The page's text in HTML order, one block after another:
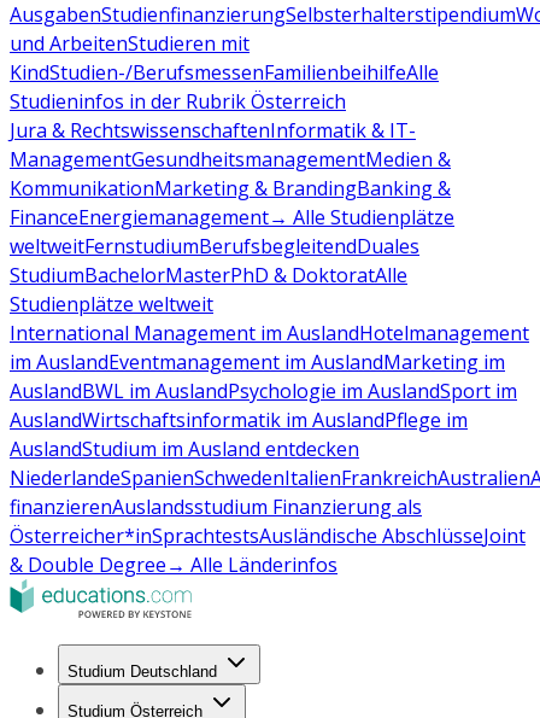
AusgabenStudienfinanzierungSelbsterhalterstipendium
und ArbeitenStudieren mit
KindStudien-/BerufsmessenFamilienbeihilfeAlle
Studieninfos in der Rubrik Österreich
Jura & RechtswissenschaftenInformatik & IT-
ManagementGesundheitsmanagementMedien &
KommunikationMarketing & BrandingBanking &
FinanceEnergiemanagement→ Alle Studienplätze
weltweitFernstudiumBerufsbegleitendDuales
StudiumBachelorMasterPhD & DoktoratAlle
Studienplätze weltweit
International Management im AuslandHotelmanagement
im AuslandEventmanagement im AuslandMarketing im
AuslandBWL im AuslandPsychologie im AuslandSport im
AuslandWirtschaftsinformatik im AuslandPflege im
AuslandStudium im Ausland entdecken
NiederlandeSpanienSchwedenItalienFrankreichAustralien
finanzierenAuslandsstudium Finanzierung als
Österreicher*inSprachtestsAusländische AbschlüsseJoint
& Double Degree→ Alle Länderinfos
Studium Deutschland
Studium Österreich